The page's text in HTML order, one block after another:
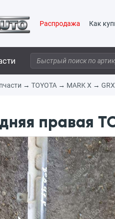
Распродажа Как
→ TOYOTA → MARK X →
правая